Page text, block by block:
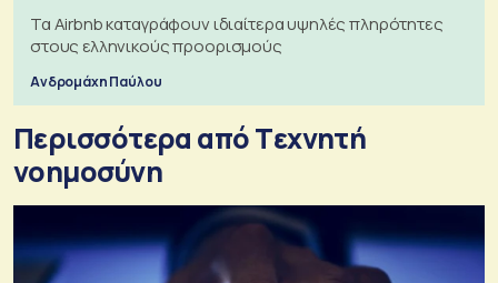
Τα Airbnb καταγράφουν ιδιαίτερα υψηλές πληρότητες
στους ελληνικούς προορισμούς
Ανδρομάχη Παύλου
Περισσότερα από Tεχνητή
νοημοσύνη